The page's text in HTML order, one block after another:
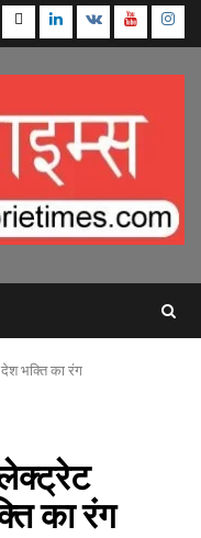
TwitterLinkedin
VK Youtube
भक्ति का रंग
का रंग